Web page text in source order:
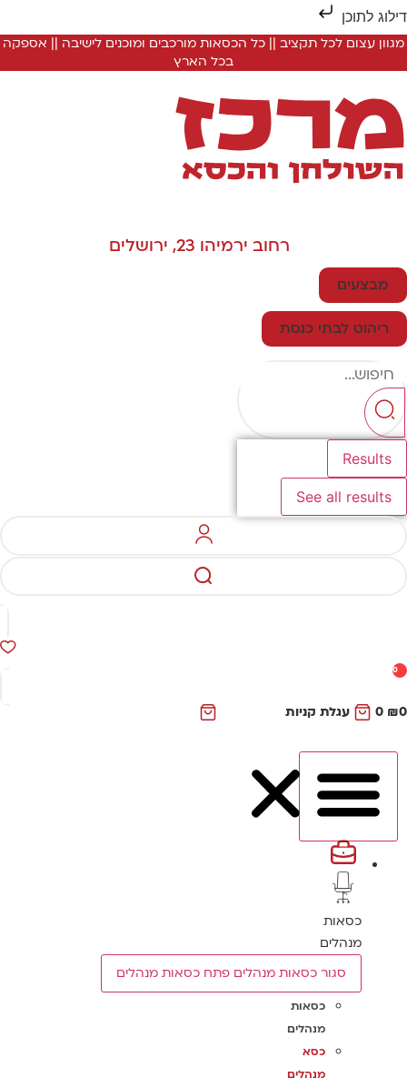
לתוכן
מגוון עצום לכל תקציב || כל הכסאות מורכבים ומוכנים לישיבה || אספקה
בכל הארץ
רחוב ירמיהו 23, ירושלים
מבצעים
ריהוט לבתי כנסת
Results
See all results
0
₪
0 עגלת קניות
כסאות
מנהלים
סגור כסאות מנהלים פתח כסאות מנהלים
כסאות
מנהלים
כסא
מנהלים